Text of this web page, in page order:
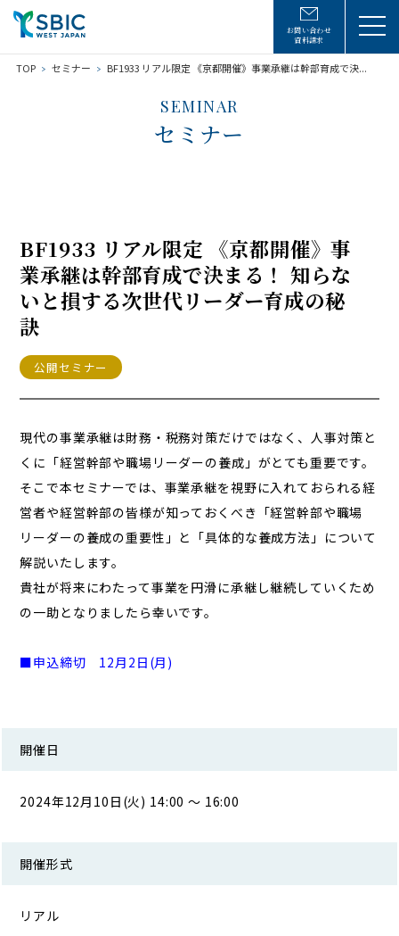
お問い合わせ
資料請求
TOP セミナー BF1933 リアル限定 《京都開催》事業承継は幹部育成で決...
SEMINAR
セミナー
BF1933 リアル限定 《京都開催》事
業承継は幹部育成で決まる！ 知らな
いと損する次世代リーダー育成の秘
訣
公開セミナー
現代の事業承継は財務・税務対策だけではなく、人事対策と
くに「経営幹部や職場リーダーの養成」がとても重要です。
そこで本セミナーでは、事業承継を視野に入れておられる経
営者や経営幹部の皆様が知っておくべき「経営幹部や職場
リーダーの養成の重要性」と「具体的な養成方法」について
解説いたします。
貴社が将来にわたって事業を円滑に承継し継続していくため
の一助となりましたら幸いです。
■申込締切 12月2日(月)
開催日
2024年12月10日(火) 14:00 ～ 16:00
開催形式
リアル